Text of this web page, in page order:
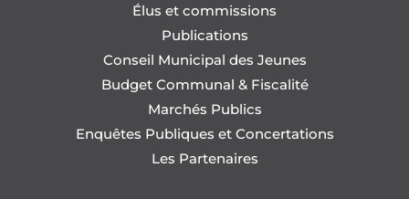
Élus et commissions
Publications
Conseil Municipal des Jeunes
Budget Communal & Fiscalité
Marchés Publics
Enquêtes Publiques et Concertations
Les Partenaires